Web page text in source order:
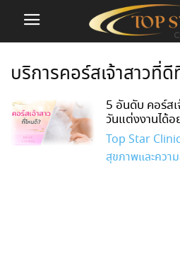
บริการคอร์สเจ้าสาวที่
5 อันดับ คอร์ส
วันแต่งงานได้อ
Top Star
สุขภาพและควา